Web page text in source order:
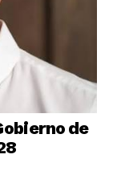
de